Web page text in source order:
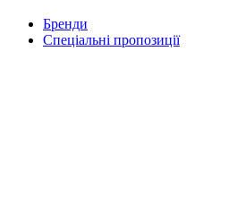
Бренди
Спеціальні пропозиції